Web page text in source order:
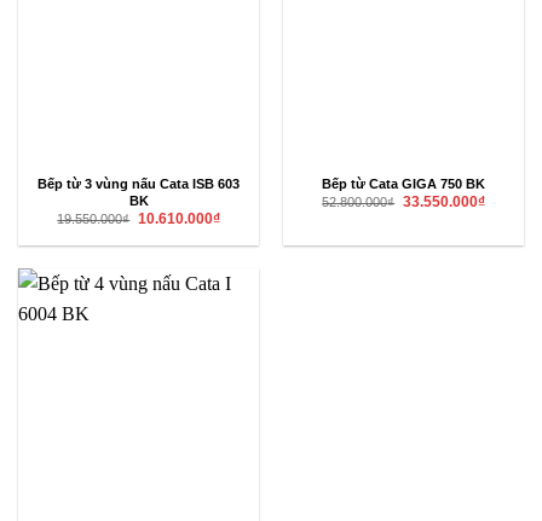
Bếp từ 3 vùng nấu Cata ISB 603
BK
19.550.000₫ Giá
là:
10.610.000₫Giá
tại
Bếp từ Cata GIGA 750 BK
52.800.000₫ Giá
33.550.000₫Giá